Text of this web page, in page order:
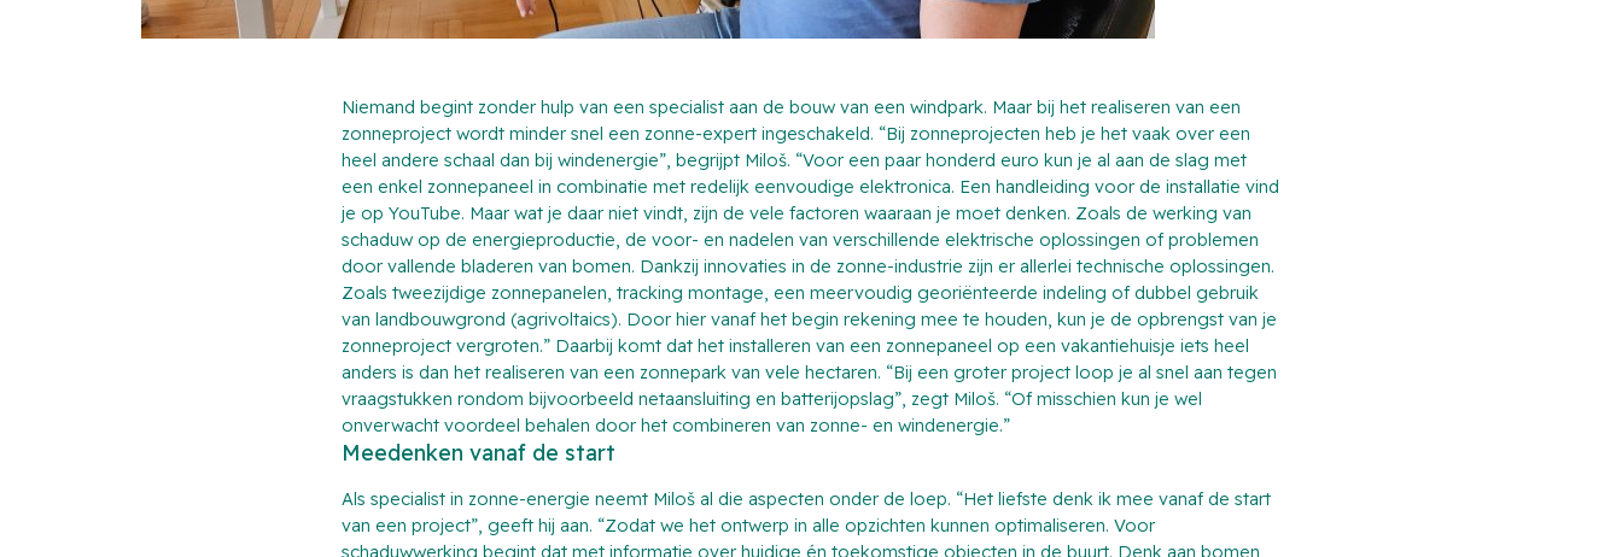
Niemand begint zonder hulp van een specialist aan de bouw van een windpark. Maar bij het realiseren van een
zonneproject wordt minder snel een zonne-expert ingeschakeld. “Bij zonneprojecten heb je het vaak over een
heel andere schaal dan bij windenergie”, begrijpt Miloš. “Voor een paar honderd euro kun je al aan de slag met
een enkel zonnepaneel in combinatie met redelijk eenvoudige elektronica. Een handleiding voor de installatie vind
je op YouTube. Maar wat je daar niet vindt, zijn de vele factoren waaraan je moet denken. Zoals de werking van
schaduw op de energieproductie, de voor- en nadelen van verschillende elektrische oplossingen of problemen
door vallende bladeren van bomen. Dankzij innovaties in de zonne-industrie zijn er allerlei technische oplossingen.
Zoals tweezijdige zonnepanelen, tracking montage, een meervoudig georiënteerde indeling of dubbel gebruik
van landbouwgrond (agrivoltaics). Door hier vanaf het begin rekening mee te houden, kun je de opbrengst van je
zonneproject vergroten.” Daarbij komt dat het installeren van een zonnepaneel op een vakantiehuisje iets heel
anders is dan het realiseren van een zonnepark van vele hectaren. “Bij een groter project loop je al snel aan tegen
vraagstukken rondom bijvoorbeeld netaansluiting en batterijopslag”, zegt Miloš. “Of misschien kun je wel
onverwacht voordeel behalen door het combineren van zonne- en windenergie.”
Meedenken vanaf de start
Als specialist in zonne-energie neemt Miloš al die aspecten onder de loep. “Het liefste denk ik mee vanaf de start
van een project”, geeft hij aan. “Zodat we het ontwerp in alle opzichten kunnen optimaliseren. Voor
schaduwwerking begint dat met informatie over huidige én toekomstige objecten in de buurt. Denk aan bomen,